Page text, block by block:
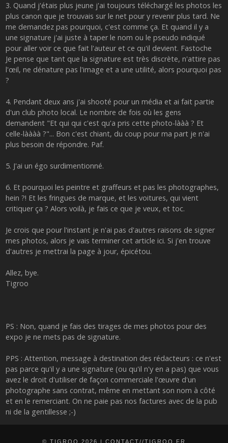
3. Quand j'étais plus jeune j'ai toujours téléchargé les photos les
plus canon que je trouvais sur le net pour y revenir plus tard. Ne
me demandez pas pourquoi, c'est comme ça. Et quand il y a
une signature j'ai juste à taper le nom ou le pseudo indiqué
pour aller voir ce que fait l'auteur et ce qu'il devient. Fastoche
Je pense que tant que la signature est très discrète, n'attire pas
l'œil, ne dénature pas l'image et a une utilité, alors pourquoi pas
?
4. Pendant deux ans j'ai shooté pour un média et ai fait partie
d'un club photo local. Le nombre de fois où les gens
demandent "Et qui qui c'est qu'a pris cette photo-lààà ? Et
celle-làààà ?"... Bon c'est chiant, du coup pour ma part je n'ai
plus besoin de répondre. Paf.
5. J'ai un égo surdimentionné.
6. Et pourquoi les peintre et graffeurs et pas les photographes,
hein ?! Et les fringues de marque, et les voitures, qui vient
critiquer ça ? Alors voilà, je fais ce que je veux, et toc.
Je crois que pour l'instant je n'ai pas d'autres raisons de signer
mes photos, alors je vais terminer cet article ici. Si j'en trouve
d'autres je mettrai la page à jour, épicétou.
Allez, bye.
Tigroo
PS : Non, quand je fais des tirages de mes photos pour des
expo je ne mets pas de signature.
PPS : Attention, message à destination des rédacteurs : ce n'est
pas parce qu'il y a une signature (ou qu'il n'y en a pas) que vous
avez le droit d'utiliser de façon commerciale l'œuvre d'un
photographe sans contrat, même en mettant son nom à côté
et en le remerciant. On ne paie pas nos factures avec de la pub
ni de la gentillesse ;-)
© TIGROO 2026 | CONTACT//TIGROO.FR